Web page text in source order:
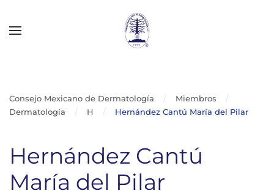
Consejo Mexicano de Dermatología
Miembros
Dermatología
H Hernández Cantú María del Pilar
Hernández Cantú
María del Pilar